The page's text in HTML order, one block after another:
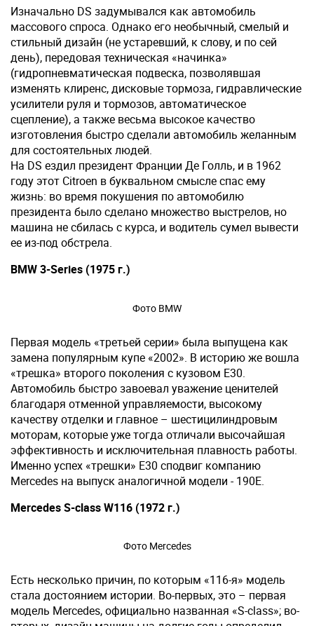
Изначально DS задумывался как автомобиль
массового спроса. Однако его необычный, смелый и
стильный дизайн (не устаревший, к слову, и по сей
день), передовая техническая «начинка»
(гидропневматическая подвеска, позволявшая
изменять клиренс, дисковые тормоза, гидравлические
усилители руля и тормозов, автоматическое
сцепление), а также весьма высокое качество
изготовления быстро сделали автомобиль желанным
для состоятельных людей.
На DS ездил президент Франции Де Голль, и в 1962
году этот Citroen в буквальном смысле спас ему
жизнь: во время покушения по автомобилю
президента было сделано множество выстрелов, но
машина не сбилась с курса, и водитель сумел вывести
ее из-под обстрела.
BMW 3-Series (1975 г.)
Фото BMW
Первая модель «третьей серии» была выпущена как
замена популярным купе «2002». В историю же вошла
«трешка» второго поколения с кузовом Е30.
Автомобиль быстро завоевал уважение ценителей
благодаря отменной управляемости, высокому
качеству отделки и главное – шестицилиндровым
моторам, которые уже тогда отличали высочайшая
эффективность и исключительная плавность работы.
Именно успех «трешки» Е30 сподвиг компанию
Mercedes на выпуск аналогичной модели - 190Е.
Mercedes S-class W116 (1972 г.)
Фото Mercedes
Есть несколько причин, по которым «116-я» модель
стала достоянием истории. Во-первых, это – первая
модель Mercedes, официально названная «S-class»; во-